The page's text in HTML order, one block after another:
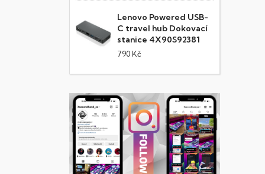
Lenovo Powered USB-
C travel hub Dokovací
stanice 4X90S92381
790 Kč